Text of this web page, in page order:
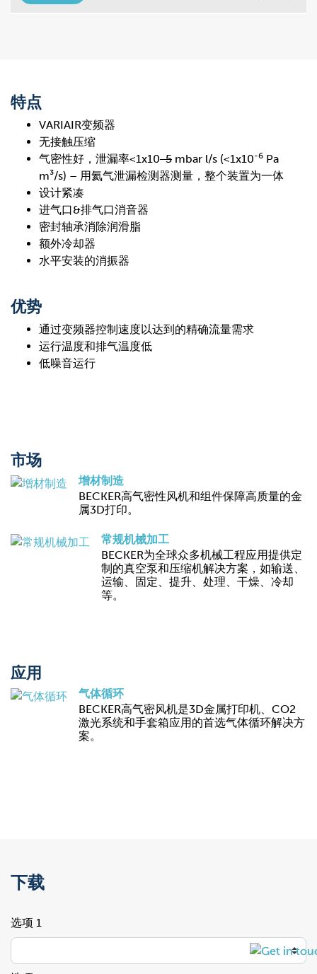
特点
VARIAIR变频器
无接触压缩
气密性好，泄漏率<1x10-5 mbar l/s (<1x10-6 Pa
m³/s) – 用氦气泄漏检测器测量，整个装置为一体
设计紧凑
进气口&排气口消音器
密封轴承消除润滑脂
额外冷却器
水平安装的消振器
优势
通过变频器控制速度以达到的精确流量需求
运行温度和排气温度低
低噪音运行
市场
增材制造
BECKER高气密性风机和组件保障高质量的金
属3D打印。
常规机械加工
BECKER为全球众多机械工程应用提供定
制的真空泵和压缩机解决方案，如输送、
运输、固定、提升、处理、干燥、冷却
等。
应用
气体循环
BECKER高气密风机是3D金属打印机、CO2
激光系统和手套箱应用的首选气体循环解决方
案。
下载
选项 1